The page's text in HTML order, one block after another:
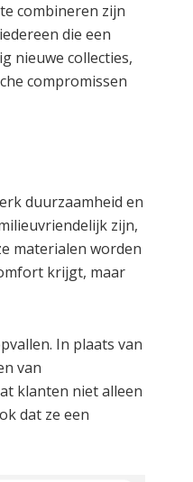
combineren zijn
die een
nieuwe collecties,
compromissen
duurzaamheid en
zijn,
materialen worden
krijgt, maar
In plaats van
van
klanten niet alleen
dat ze een